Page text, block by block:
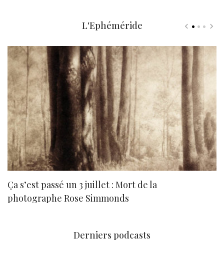
L'Ephéméride
Ça s’est passé un 3 juillet : Mort de la
photographe Rose Simmonds
Derniers podcasts